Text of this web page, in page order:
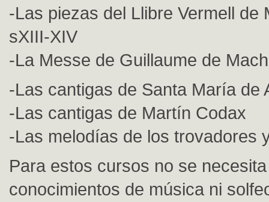
-Las piezas del Llibre Vermell de
sXIII-XIV
-La Messe de Guillaume de
-Las cantigas de Santa María de
-Las cantigas de Martín Codax
-Las melodías de los trovadores
Para estos cursos no se necesita
conocimientos de música ni